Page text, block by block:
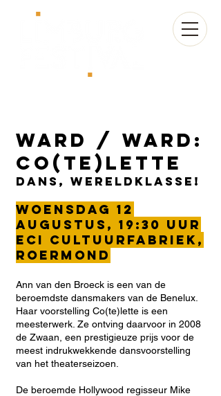
WArd / waRD:
Co(te)lette
Dans, wereldklasse!
Woensdag 12
augustus, 19:30 uur
Eci Cultuurfabriek,
Roermond
Ann van den Broeck is een van de
beroemdste dansmakers van de Benelux.
Haar voorstelling Co(te)lette is een
meesterwerk. Ze ontving daarvoor in 2008
de Zwaan, een prestigieuze prijs voor de
meest indrukwekkende dansvoorstelling
van het theaterseizoen.
De beroemde Hollywood regisseur Mike